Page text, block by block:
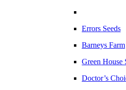
Errors Seeds
Barneys Farm
Green House
Doctor’s